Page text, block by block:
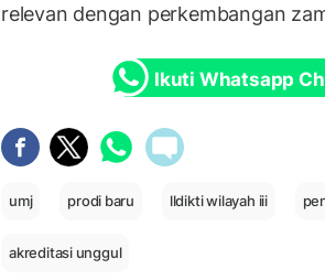
relevan dengan perkembangan
Ikuti Whatsapp
umj prodi baru lldikti wilayah iii
akreditasi unggul